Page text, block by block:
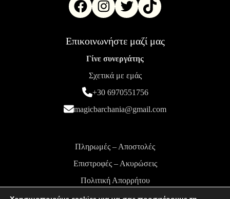
Επικοινωνήστε μαζί μας
Γίνε συνεργάτης
Σχετικά με εμάς
+30 6970551756
magicbarchania@gmail.com
Πληρωμές – Αποστολές
Επιστροφές – Ακυρώσεις
Πολιτική Απορρήτου
Όροι και Προϋποθέσεις